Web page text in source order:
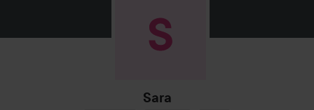
Sara